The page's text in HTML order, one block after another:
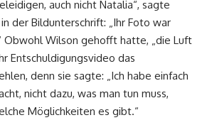
auch nicht Natalia“, sagte
der Bildunterschrift: „Ihr Foto war
Obwohl Wilson gehofft hatte, „die Luft
Entschuldigungsvideo das
denn sie sagte: „Ich habe einfach
nicht dazu, was man tun muss,
Möglichkeiten es gibt.“